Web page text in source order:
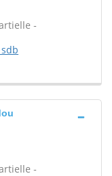
-
-